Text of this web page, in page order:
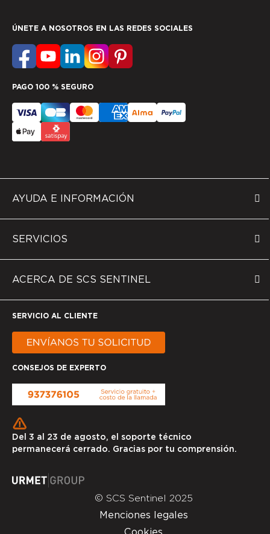
AYUDA E INFORMACIÓN
SERVICIOS
ACERCA DE SCS SENTINEL
SERVICIO AL CLIENTE
CONSEJOS DE EXPERTO
Del 3 al 23 de agosto, el soporte técnico
permanecerá cerrado. Gracias por tu comprensión.
ÚNETE A NOSOTROS EN LAS REDES SOCIALES
PAGO 100 % SEGURO
© SCS Sentinel 2025
Menciones legales